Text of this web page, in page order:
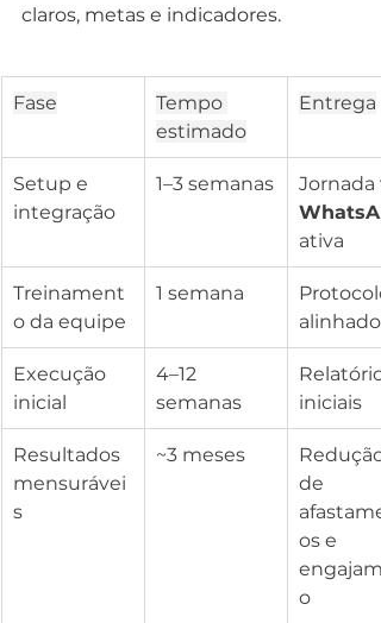
claros, metas e indicadores.
Fase
Tempo
estimado
Entrega
Setup e
integração
1–3 semanas
Jornada
ativa
Treinament
o da equipe
1 semana
alinhados
Execução
inicial
4–12
semanas
iniciais
Resultados
mensurávei
s
~3 meses
Redução
de
os e
o